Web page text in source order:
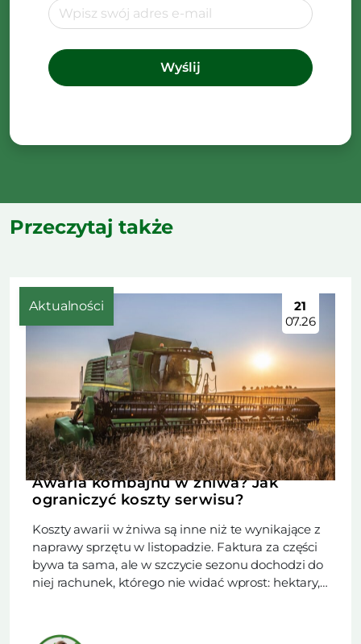
Przeczytaj także
Aktualności
21
07.26
Awaria kombajnu w żniwa? Jak
ograniczyć koszty serwisu?
Koszty awarii w żniwa są inne niż te wynikające z
naprawy sprzętu w listopadzie. Faktura za części
bywa ta sama, ale w szczycie sezonu dochodzi do
niej rachunek, którego nie widać wprost: hektary,
powodu na serwis w […]